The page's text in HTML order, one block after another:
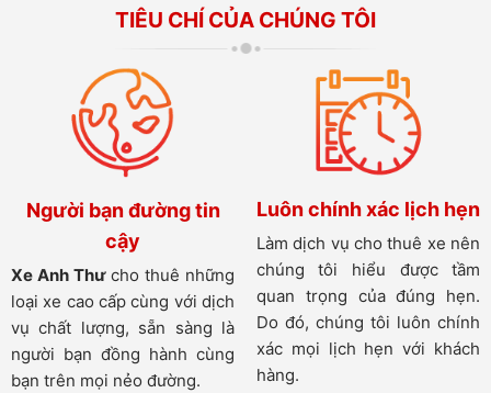
TIÊU CHÍ CỦA CHÚNG TÔI
Người bạn đường tin
cậy
Xe Anh Thưcho thuê những
loại xe cao cấp cùng với dịch
vụ chất lượng, sẵn sàng là
người bạn đồng hành cùng
bạn trên mọi nẻo đường.
Luôn chính xác lịch hẹn
Làm dịch vụ cho thuê xe nên
chúng tôi hiểu được tầm
quan trọng của đúng hẹn.
Do đó, chúng tôi luôn chính
xác mọi lịch hẹn với khách
hàng.